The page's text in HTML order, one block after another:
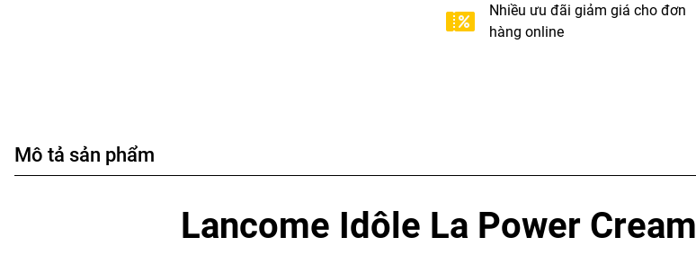
Nhiều ưu đãi giảm giá cho đơn
hàng online
Mô tả sản phẩm
Lancome Idôle La Power Cream